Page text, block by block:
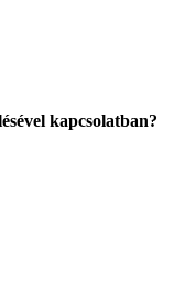
kapcsolatban?